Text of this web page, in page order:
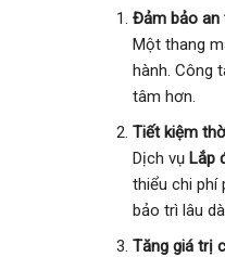
Đảm bảo an
Một thang
hành. Công
tâm hơn.
Tiết kiệm
Dịch vụ Lắp
thiểu chi phí
bảo trì lâu
Tăng giá trị